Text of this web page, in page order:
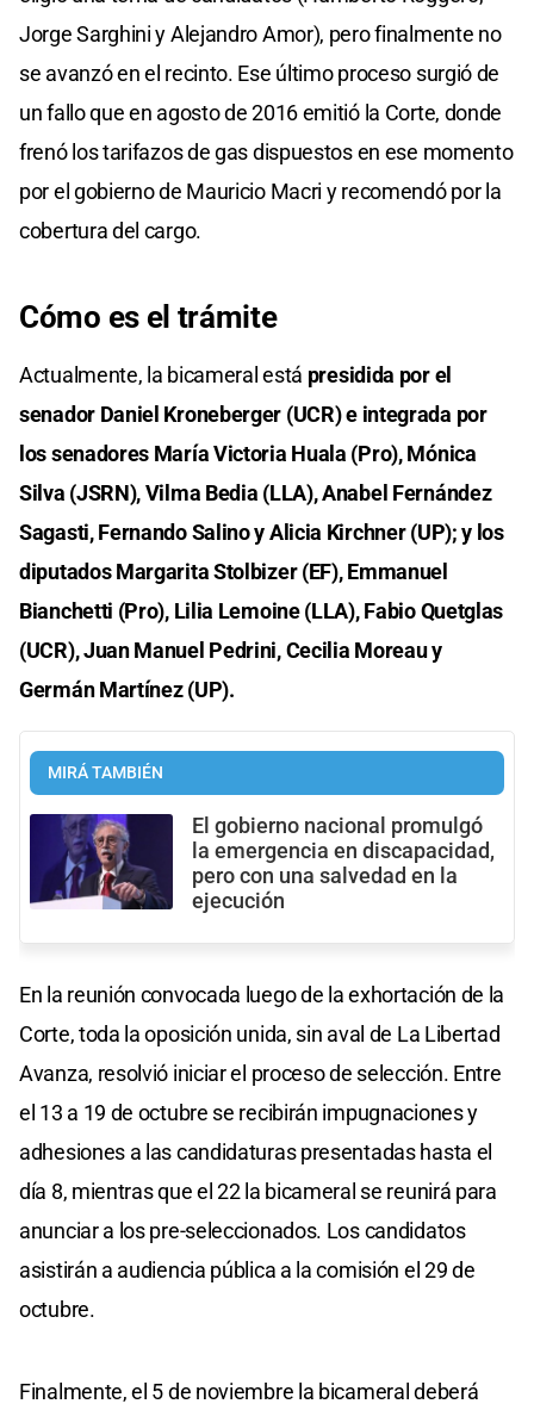
Jorge Sarghini y Alejandro Amor), pero finalmente no
se avanzó en el recinto. Ese último proceso surgió de
un fallo que en agosto de 2016 emitió la Corte, donde
frenó los tarifazos de gas dispuestos en ese momento
por el gobierno de Mauricio Macri y recomendó por la
cobertura del cargo.
Cómo es el trámite
Actualmente, la bicameral está presidida por el
senador Daniel Kroneberger (UCR) e integrada por
los senadores María Victoria Huala (Pro), Mónica
Silva (JSRN), Vilma Bedia (LLA), Anabel Fernández
Sagasti, Fernando Salino y Alicia Kirchner (UP); y los
diputados Margarita Stolbizer (EF), Emmanuel
Bianchetti (Pro), Lilia Lemoine (LLA), Fabio Quetglas
(UCR), Juan Manuel Pedrini, Cecilia Moreau y
Germán Martínez (UP).
MIRÁ TAMBIÉN
El gobierno nacional promulgó
la emergencia en discapacidad,
pero con una salvedad en la
ejecución
En la reunión convocada luego de la exhortación de la
Corte, toda la oposición unida, sin aval de La Libertad
Avanza, resolvió iniciar el proceso de selección. Entre
el 13 a 19 de octubre se recibirán impugnaciones y
adhesiones a las candidaturas presentadas hasta el
día 8, mientras que el 22 la bicameral se reunirá para
anunciar a los pre-seleccionados. Los candidatos
asistirán a audiencia pública a la comisión el 29 de
octubre.
Finalmente, el 5 de noviembre la bicameral deberá